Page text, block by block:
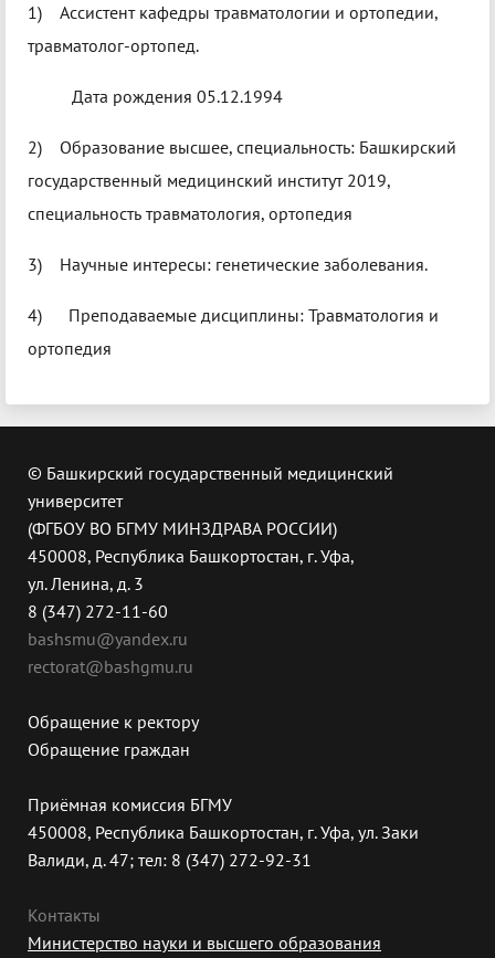
1) Ассистент кафедры травматологии и ортопедии,
травматолог-ортопед.
Дата рождения 05.12.1994
2) Образование высшее, специальность: Башкирский
государственный медицинский институт 2019,
специальность травматология, ортопедия
3) Научные интересы: генетические заболевания.
4) Преподаваемые дисциплины: Травматология и
ортопедия
© Башкирский государственный медицинский
университет
(ФГБОУ ВО БГМУ МИНЗДРАВА РОССИИ)
450008, Республика Башкортостан, г. Уфа,
ул. Ленина, д. 3
8 (347) 272-11-60
bashsmu@yandex.ru
rectorat@bashgmu.ru
Обращение к ректору
Обращение граждан
Приёмная комиссия БГМУ
450008, Республика Башкортостан, г. Уфа, ул. Заки
Валиди, д. 47; тел: 8 (347) 272-92-31
Контакты
Министерство науки и высшего образования